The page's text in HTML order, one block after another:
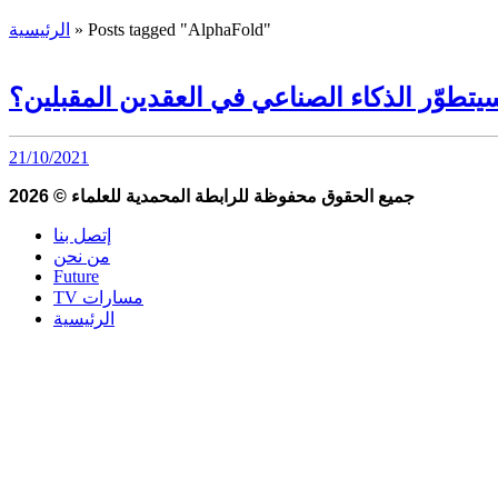
الرئيسية » Posts tagged "AlphaFold"
الذكاء الصناعي في العقدين المقبلين؟
21/10/2021
2026 © جميع الحقوق محفوظة للرابطة المحمدية للعلماء
إتصل بنا
من نحن
Future
TV مسارات
الرئيسية